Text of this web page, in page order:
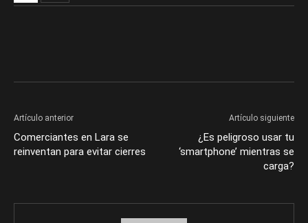
Artículo anterior
Comerciantes en Lara se
reinventan para evitar cierres
Artículo siguiente
¿Es peligroso usar tu
‘smartphone’ mientras se
carga?